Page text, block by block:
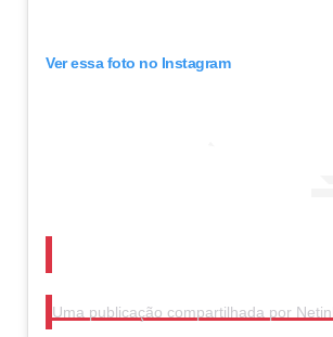
Ver essa foto no Instagram